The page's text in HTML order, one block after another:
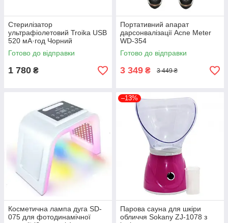
Стерилізатор
ультрафіолетовий Troika USB
520 мА·год Чорний
Готово до відправки
1 780 ₴
Портативний апарат
дарсонвалізації Acne Meter
WD-354
Готово до відправки
3 349 ₴ 3 449 ₴
Косметична лампа дуга SD-
075 для фотодинамічної
–13%
Парова сауна для шкіри
обличчя Sokany ZJ-1078 з